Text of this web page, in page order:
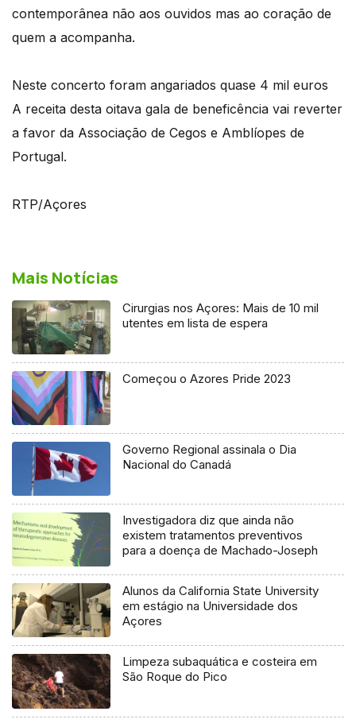
contemporânea não aos ouvidos mas ao coração de
quem a acompanha.
Neste concerto foram angariados quase 4 mil euros
A receita desta oitava gala de beneficência vai reverter
a favor da Associação de Cegos e Amblíopes de
Portugal.
RTP/Açores
Mais Notícias
Cirurgias nos Açores: Mais de 10 mil
utentes em lista de espera
Começou o Azores Pride 2023
Governo Regional assinala o Dia
Nacional do Canadá
Investigadora diz que ainda não
existem tratamentos preventivos
para a doença de Machado-Joseph
Alunos da California State University
em estágio na Universidade dos
Açores
Limpeza subaquática e costeira em
São Roque do Pico